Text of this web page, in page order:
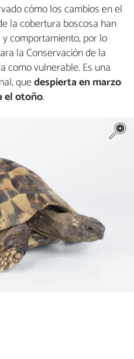
cómo los cambios en el
la cobertura boscosa han
comportamiento, por lo
la Conservación de la
como vulnerable. Es una
quedespierta en marzo
el otoño.